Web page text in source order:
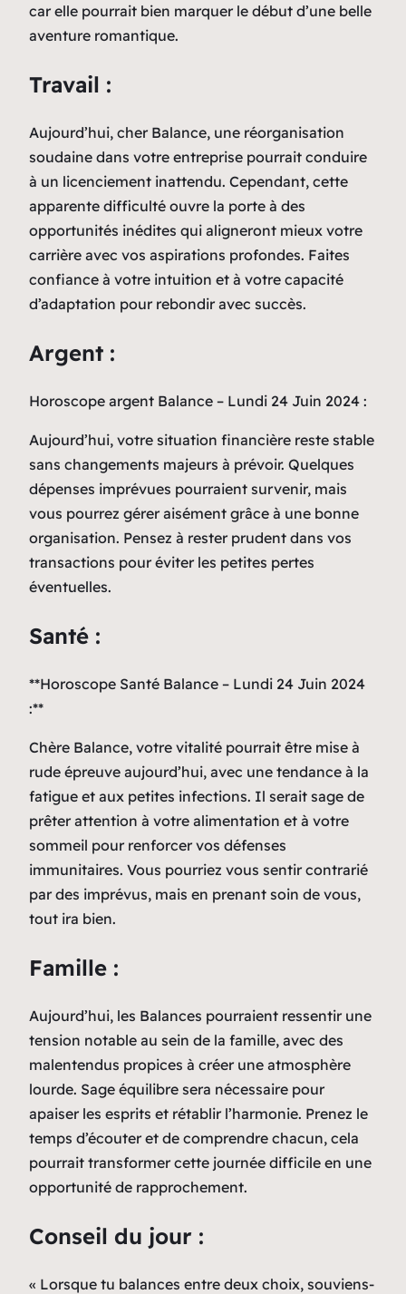
car elle pourrait bien marquer le début d’une belle
aventure romantique.
Travail :
Aujourd’hui, cher Balance, une réorganisation
soudaine dans votre entreprise pourrait conduire
à un licenciement inattendu. Cependant, cette
apparente difficulté ouvre la porte à des
opportunités inédites qui aligneront mieux votre
carrière avec vos aspirations profondes. Faites
confiance à votre intuition et à votre capacité
d’adaptation pour rebondir avec succès.
Argent :
Horoscope argent Balance – Lundi 24 Juin 2024 :
Aujourd’hui, votre situation financière reste stable
sans changements majeurs à prévoir. Quelques
dépenses imprévues pourraient survenir, mais
vous pourrez gérer aisément grâce à une bonne
organisation. Pensez à rester prudent dans vos
transactions pour éviter les petites pertes
éventuelles.
Santé :
**Horoscope Santé Balance – Lundi 24 Juin 2024
:**
Chère Balance, votre vitalité pourrait être mise à
rude épreuve aujourd’hui, avec une tendance à la
fatigue et aux petites infections. Il serait sage de
prêter attention à votre alimentation et à votre
sommeil pour renforcer vos défenses
immunitaires. Vous pourriez vous sentir contrarié
par des imprévus, mais en prenant soin de vous,
tout ira bien.
Famille :
Aujourd’hui, les Balances pourraient ressentir une
tension notable au sein de la famille, avec des
malentendus propices à créer une atmosphère
lourde. Sage équilibre sera nécessaire pour
apaiser les esprits et rétablir l’harmonie. Prenez le
temps d’écouter et de comprendre chacun, cela
pourrait transformer cette journée difficile en une
opportunité de rapprochement.
Conseil du jour :
« Lorsque tu balances entre deux choix, souviens-